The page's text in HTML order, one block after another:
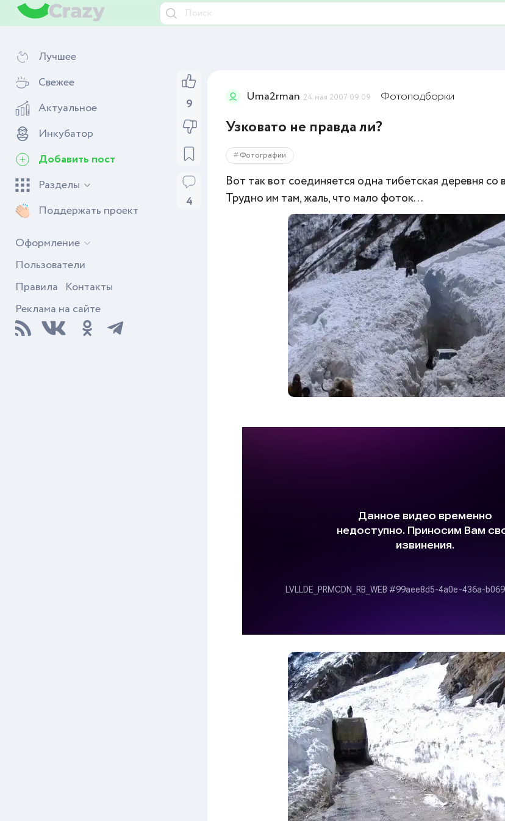
Лучшее
Свежее
Актуальное
Инкубатор
Добавить пост
Разделы
Поддержать проект
Оформление
Пользователи
Правила Контакты
Реклама на сайте
9
4
Uma2rman 24 мая 2007 09:09 Фотоподборки
Узковато не правда ли?
Фотографии
Вот так вот соединяется одна тибетская деревня со
Трудно им там, жаль, что мало фоток...